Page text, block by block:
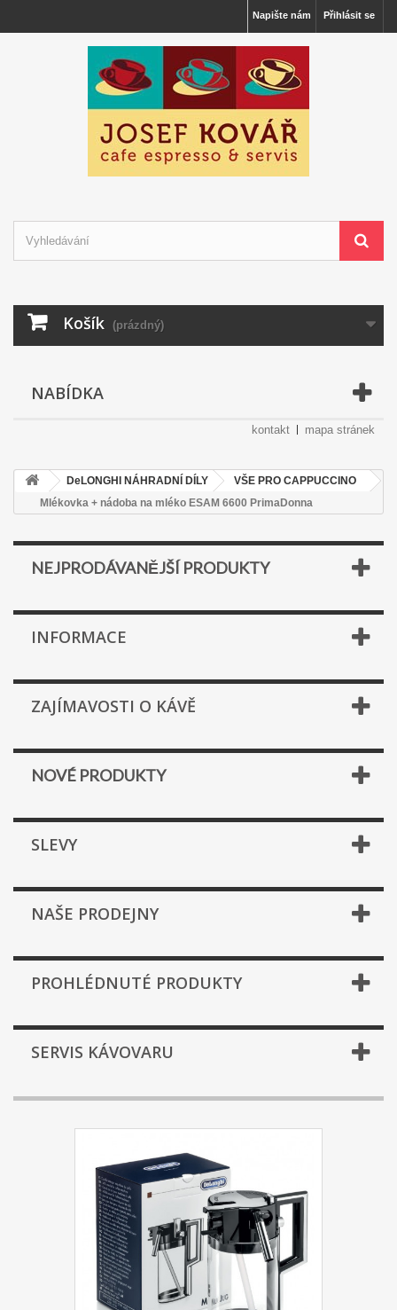
Přihlásit se
Napište nám
Košík (prázdný)
NABÍDKA
kontakt mapa stránek
DeLONGHI NÁHRADNÍ DÍLY
VŠE PRO CAPPUCCINO
Mlékovka + nádoba na mléko ESAM 6600 PrimaDonna
NEJPRODÁVANĚJŠÍ PRODUKTY
INFORMACE
ZAJÍMAVOSTI O KÁVĚ
NOVÉ PRODUKTY
SLEVY
NAŠE PRODEJNY
PROHLÉDNUTÉ PRODUKTY
SERVIS KÁVOVARU